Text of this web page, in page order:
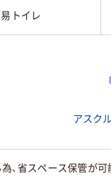
トイレ
アスク
省スペース保管が可